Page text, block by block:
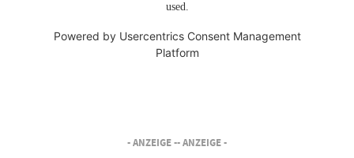
used.
Powered by Usercentrics Consent Management
Platform
- ANZEIGE -- ANZEIGE -